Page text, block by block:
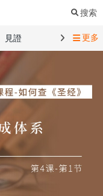
搜索
見證
傳道書
及記
書亞記
18 約伯記
更多